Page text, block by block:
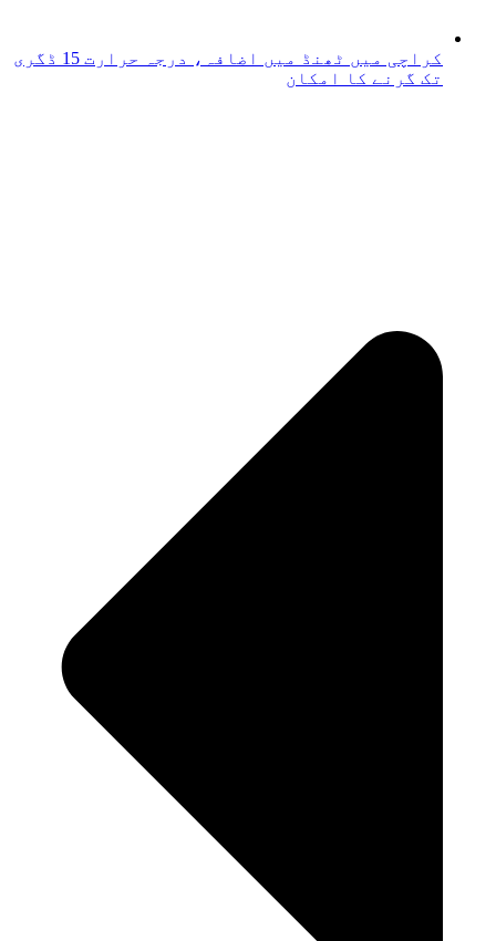
کراچی میں ٹھنڈ میں اضافہ، درجہ حرارت 15 ڈگری
تک گرنے کا امکان